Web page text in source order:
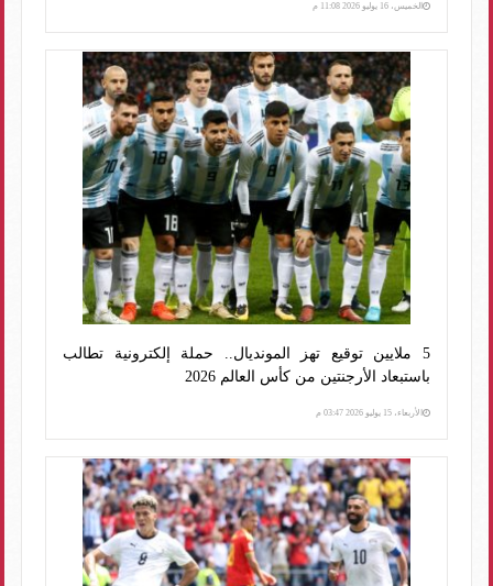
الخميس، 16 يوليو 2026 11:08 م
5 ملايين توقيع تهز المونديال.. حملة إلكترونية تطالب
باستبعاد الأرجنتين من كأس العالم 2026
الأربعاء، 15 يوليو 2026 03:47 م